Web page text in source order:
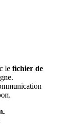
le fichier de